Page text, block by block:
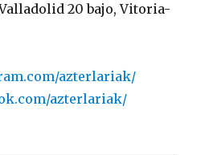
20 bajo, Vitoria-
azterlariak/
azterlariak/